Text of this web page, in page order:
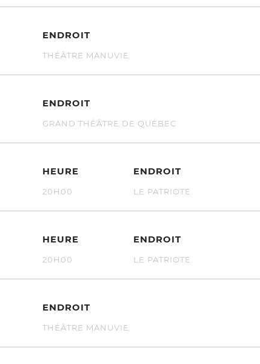
ENDROIT
THÉÂTRE MANUVIE
ENDROIT
GRAND THÉÂTRE DE QUÉBEC
HEURE
20H00
ENDROIT
LE PATRIOTE
HEURE
20H00
ENDROIT
LE PATRIOTE
ENDROIT
THÉÂTRE MANUVIE